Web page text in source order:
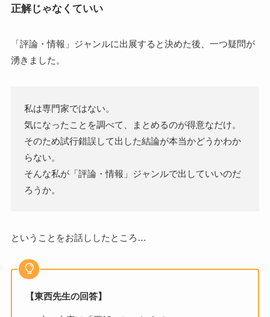
正解じゃなくていい
「評論・情報」ジャンルに出展すると決めた後、一つ疑問が
湧きました。
私は専門家ではない。
気になったことを調べて、まとめるのが得意なだけ。
そのため試行錯誤して出した結論が本当かどうかわか
らない。
そんな私が「評論・情報」ジャンルで出していいのだ
ろうか。
ということをお話ししたところ…
【東西先生の回答】